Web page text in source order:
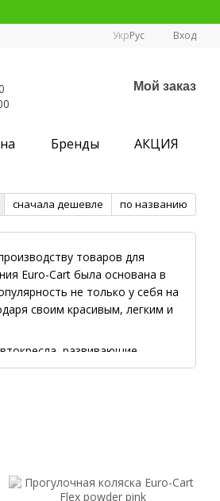
УкрРус Вход
Мой заказ
Бренды АКЦИЯ
сначала дешевле по названию
товаров для
Euro-Cart была основана в
не только у себя на
своим красивым, легким и
развивающие
мобили,
продукции,
товары Euro-Cart
очень нравится как